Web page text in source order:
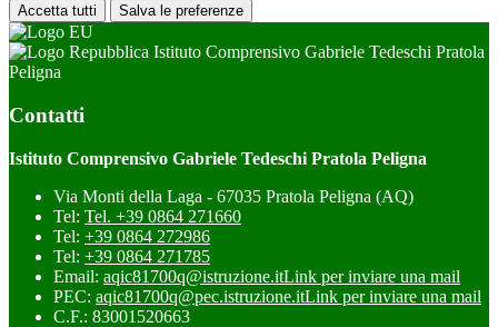
Accetta tutti Salva le preferenze
Istituto Comprensivo Gabriele Tedeschi Pratola
Peligna
Contatti
Istituto Comprensivo Gabriele Tedeschi Pratola Peligna
Via Monti della Laga - 67035 Pratola Peligna (AQ)
Tel: Tel. +39 0864 271660
Tel: +39 0864 272986
Tel: +39 0864 271785
Email: aqic81700q@istruzione.itLink per inviare una mail
PEC: aqic81700q@pec.istruzione.itLink per inviare una mail
C.F.: 83001520663